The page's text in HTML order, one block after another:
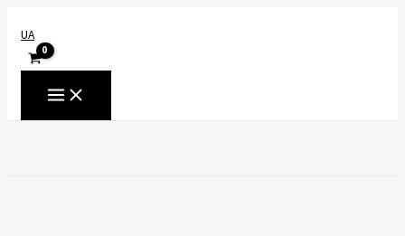
до
вмісту
UA
MAIN
MENU